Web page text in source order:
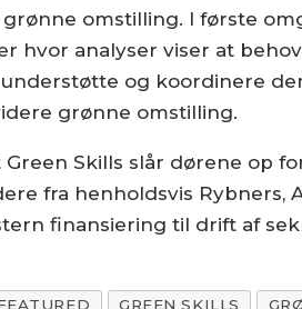
omstilling. I første
hvor analyser viser at
og koordinere
grønne omstilling.
Skills slår dørene op
fra henholdsvis Rybners,
finansiering til drift af
GREEN SKILLS